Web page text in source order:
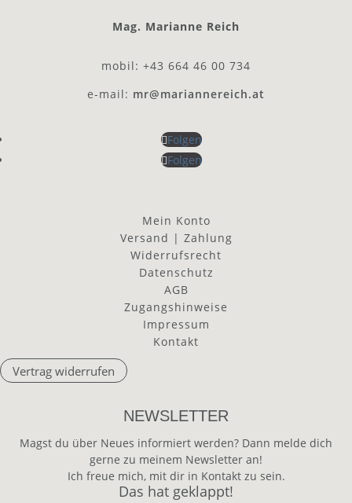
Mag. Marianne Reich
mobil: +43 664 46 00 734
e-mail: mr@mariannereich.at
Folgen
Folgen
Mein Konto
Versand | Zahlung
Widerrufsrecht
Datenschutz
AGB
Zugangshinweise
Impressum
Kontakt
Vertrag widerrufen
NEWSLETTER
Magst du über Neues informiert werden? Dann melde dich
gerne zu meinem Newsletter an!
Ich freue mich, mit dir in Kontakt zu sein.
Das hat geklappt!